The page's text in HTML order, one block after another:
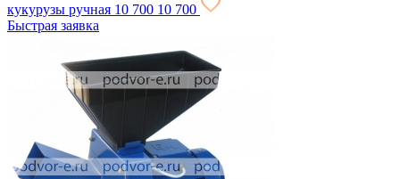
кукурузы ручная 10 700 10 700
Быстрая заявка